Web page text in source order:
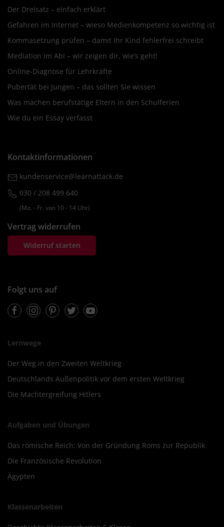
Der Dreisatz – einfach erklärt
Gefahren im Internet – wieso Medienkompetenz so wichtig ist
Kommasetzung prüfen – damit Ihr Kind fehlerfrei schreibt
Mediation im Abi – wir zeigen dir, wie’s geht!
Online-Diagnose für Lehrkräfte
Pubertät bei Jungen – das sollten Sie wissen
Was machen berufstätige Eltern in den Schulferien
Wie du ein Essay verfasst
Kontaktinformationen
kundenservice@learnattack.de
030 / 208 499 640
(Mo. ‐ Fr. von 10 ‐ 14 Uhr)
Vertrag widerrufen
Widerruf starten
Folgt uns auf
FacebookInstagramPinterestTwitterYoutube
Lernwege
Der Weg in den Zweiten Weltkrieg
Deutschlands Außenpolitik vor dem ersten Weltkrieg
Die Machtergreifung Hitlers
Aufgaben und Übungen
Das römische Reich: Von der Gründung Roms zur Republik
Die Französische Revolution
Ägypten
Klassenarbeiten